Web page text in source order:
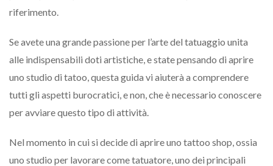
riferimento.
Se avete una grande passione per l’arte del tatuaggio unita
alle indispensabili doti artistiche, e state pensando di aprire
uno studio di tatoo, questa guida vi aiuterà a comprendere
tutti gli aspetti burocratici, e non, che è necessario conoscere
per avviare questo tipo di attività.
Nel momento in cui si decide di aprire uno tattoo shop, ossia
uno studio per lavorare come tatuatore, uno dei principali